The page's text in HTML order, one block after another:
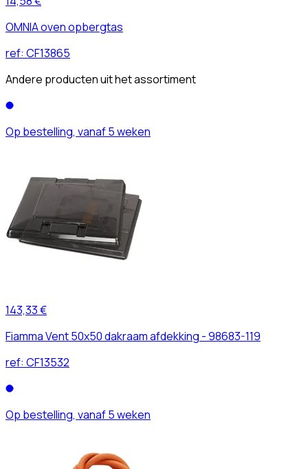
OMNIA oven opbergtas
ref: CF13865
Andere producten uit het assortiment
Op bestelling, vanaf 5 weken
143,33 €
Fiamma Vent 50x50 dakraam afdekking - 98683-119
ref: CF13532
Op bestelling, vanaf 5 weken